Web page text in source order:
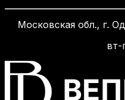
Московская обл., г.
вт-